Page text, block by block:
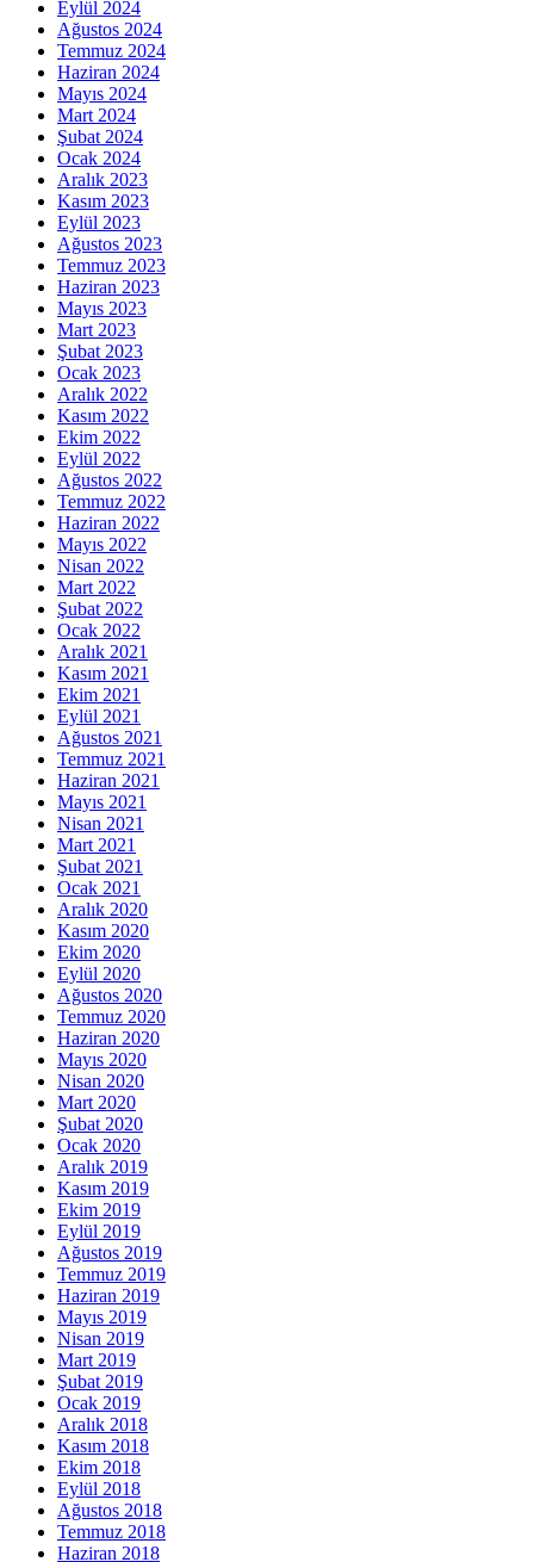
Eylül 2024
Ağustos 2024
Temmuz 2024
Haziran 2024
Mayıs 2024
Mart 2024
Şubat 2024
Ocak 2024
Aralık 2023
Kasım 2023
Eylül 2023
Ağustos 2023
Temmuz 2023
Haziran 2023
Mayıs 2023
Mart 2023
Şubat 2023
Ocak 2023
Aralık 2022
Kasım 2022
Ekim 2022
Eylül 2022
Ağustos 2022
Temmuz 2022
Haziran 2022
Mayıs 2022
Nisan 2022
Mart 2022
Şubat 2022
Ocak 2022
Aralık 2021
Kasım 2021
Ekim 2021
Eylül 2021
Ağustos 2021
Temmuz 2021
Haziran 2021
Mayıs 2021
Nisan 2021
Mart 2021
Şubat 2021
Ocak 2021
Aralık 2020
Kasım 2020
Ekim 2020
Eylül 2020
Ağustos 2020
Temmuz 2020
Haziran 2020
Mayıs 2020
Nisan 2020
Mart 2020
Şubat 2020
Ocak 2020
Aralık 2019
Kasım 2019
Ekim 2019
Eylül 2019
Ağustos 2019
Temmuz 2019
Haziran 2019
Mayıs 2019
Nisan 2019
Mart 2019
Şubat 2019
Ocak 2019
Aralık 2018
Kasım 2018
Ekim 2018
Eylül 2018
Ağustos 2018
Temmuz 2018
Haziran 2018